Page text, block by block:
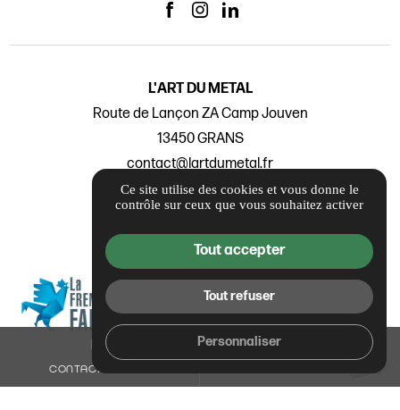
mail
CONTACTEZ-NOUS
L'ART DU METAL
Route de Lançon ZA Camp Jouven
13450 GRANS
contact@lartdumetal.fr
04 12 16 01 31
Nos Labels
Ce site utilise des cookies et vous donne le
contrôle sur ceux que vous souhaitez activer
Tout accepter
Tout refuser
Personnaliser